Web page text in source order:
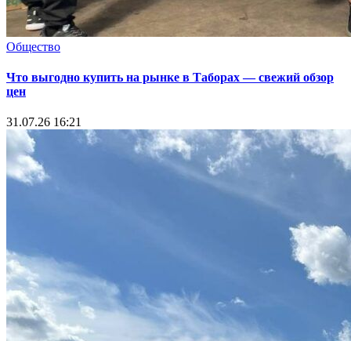
Общество
Что выгодно купить на рынке в Таборах — свежий обзор
цен
31.07.26 16:21